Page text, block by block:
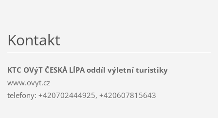
Kontakt
KTC OVýT ČESKÁ LÍPA oddíl výletní turistiky
www.ovyt.cz
telefony: +420702444925, +420607815643